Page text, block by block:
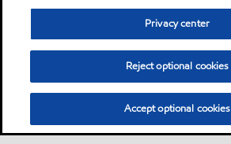
Privacy center
Reject optional cookies
Accept optional cookies